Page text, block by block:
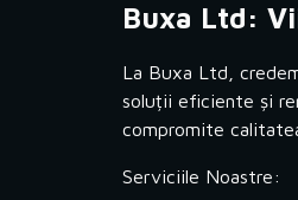
Buxa Ltd:
La Buxa Ltd,
soluții eficiente și
compromite
Serviciile Noastre: